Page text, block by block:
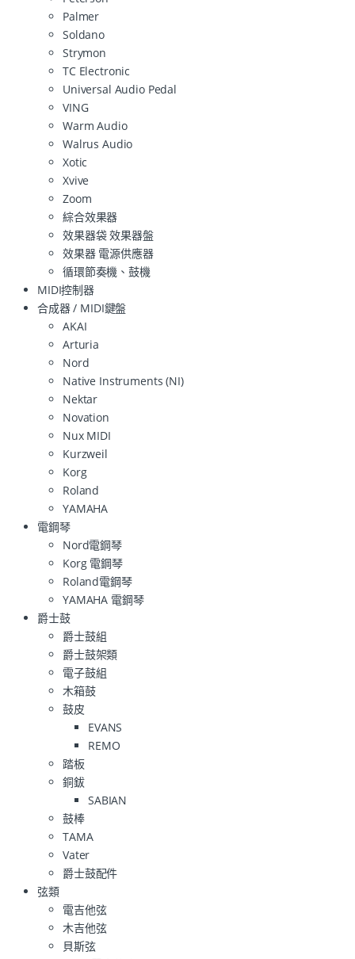
Palmer
Soldano
Strymon
TC Electronic
Universal Audio Pedal
VING
Warm Audio
Walrus Audio
Xotic
Xvive
Zoom
綜合效果器
效果器袋 效果器盤
效果器 電源供應器
循環節奏機、鼓機
MIDI控制器
合成器 / MIDI鍵盤
AKAI
Arturia
Nord
Native Instruments (NI)
Nektar
Novation
Nux MIDI
Kurzweil
Korg
Roland
YAMAHA
電鋼琴
Nord電鋼琴
Korg 電鋼琴
Roland電鋼琴
YAMAHA 電鋼琴
爵士鼓
爵士鼓組
爵士鼓架類
電子鼓組
木箱鼓
鼓皮
EVANS
REMO
踏板
銅鈸
SABIAN
鼓棒
TAMA
Vater
爵士鼓配件
弦類
電吉他弦
木吉他弦
貝斯弦